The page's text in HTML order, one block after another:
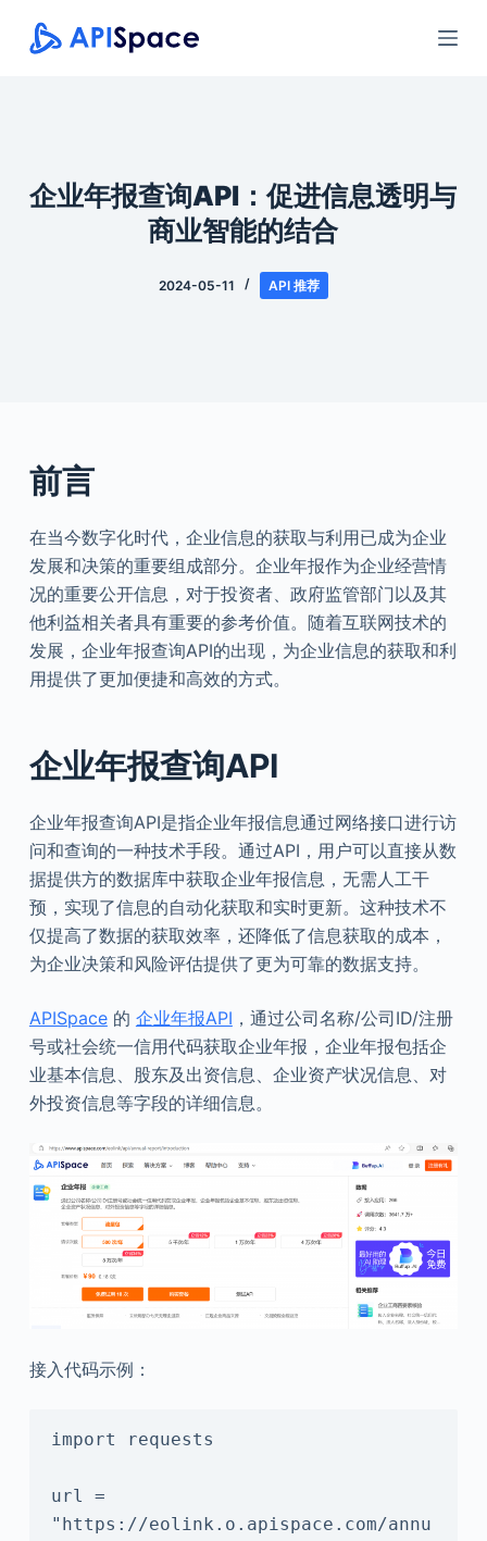
跳
过
企业年报查询API：促进信息透明与
商业智能的结合
2024-05-11 API 推荐
前言
在当今数字化时代，企业信息的获取与利用已成为企业
发展和决策的重要组成部分。企业年报作为企业经营情
况的重要公开信息，对于投资者、政府监管部门以及其
他利益相关者具有重要的参考价值。随着互联网技术的
发展，企业年报查询API的出现，为企业信息的获取和利
用提供了更加便捷和高效的方式。
企业年报查询API
企业年报查询API是指企业年报信息通过网络接口进行访
问和查询的一种技术手段。通过API，用户可以直接从数
据提供方的数据库中获取企业年报信息，无需人工干
预，实现了信息的自动化获取和实时更新。这种技术不
仅提高了数据的获取效率，还降低了信息获取的成本，
为企业决策和风险评估提供了更为可靠的数据支持。
APISpace的 企业年报API ，通过公司名称/公司ID/注册
号或社会统一信用代码获取企业年报，企业年报包括企
业基本信息、股东及出资信息、企业资产状况信息、对
外投资信息等字段的详细信息。
接入代码示例：
import requests
url =
"https://eolink.o.apispace.com/annu